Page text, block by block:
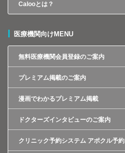
Calooとは？
医療機関向けMENU
無料医療機関会員登録のご案内
プレミアム掲載のご案内
漫画でわかるプレミアム掲載
ドクターズインタビューのご案内
クリニック予約システム アポクル予約